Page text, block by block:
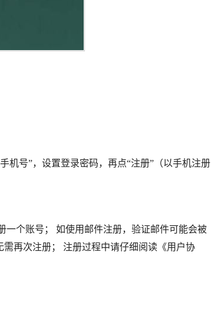
机号”，设置登录密码，再点“注册”（以手机注册
一个账号； 如使用邮件注册，验证邮件可能会被
再次注册； 注册过程中请仔细阅读《用户协